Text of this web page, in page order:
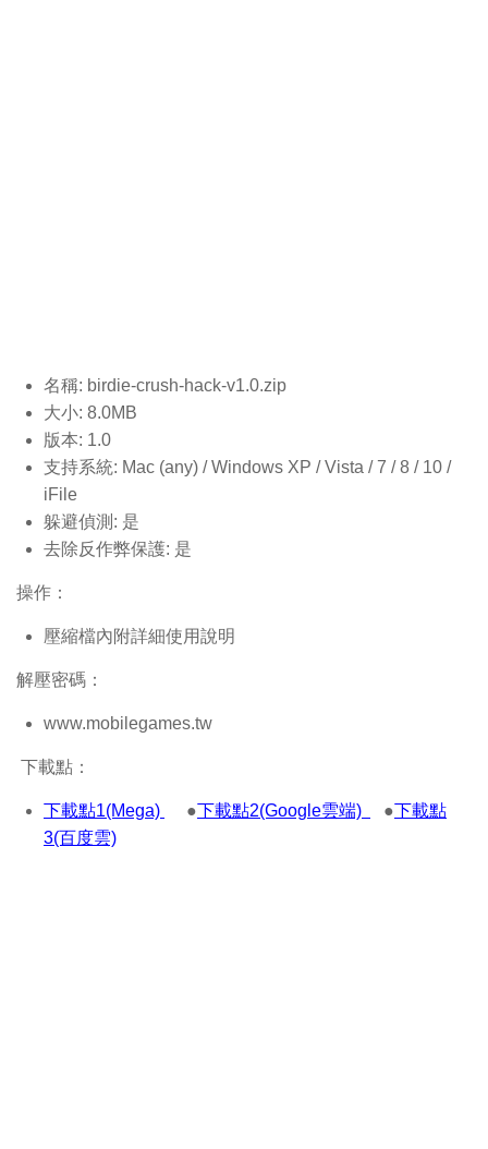
名稱: birdie-crush-hack-v1.0.zip
大小: 8.0MB
版本: 1.0
支持系統: Mac (any) / Windows XP / Vista / 7 / 8 / 10 /
iFile
躲避偵測: 是
去除反作弊保護: 是
操作：
壓縮檔內附詳細使用說明
解壓密碼：
www.mobilegames.tw
下載點：
下載點1(Mega) ●下載點2(Google雲端) ●下載點
3(百度雲)